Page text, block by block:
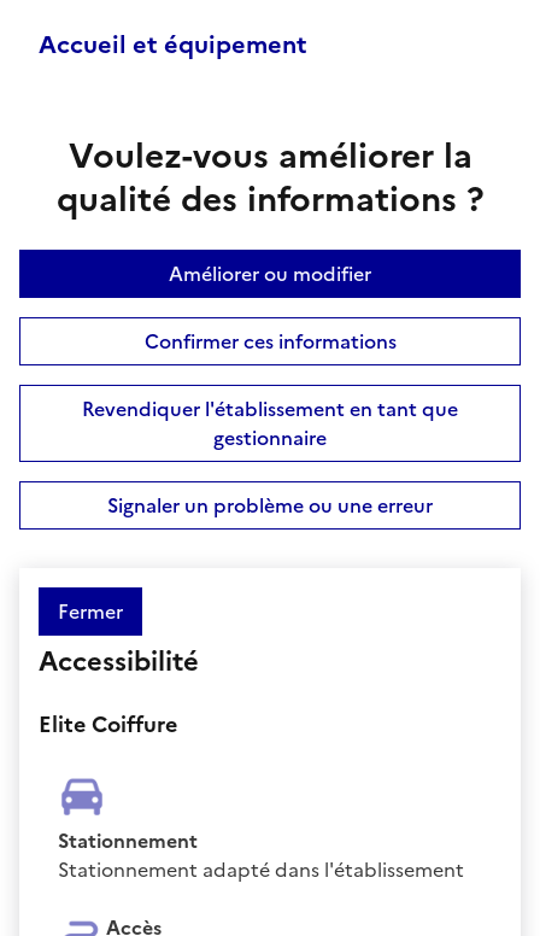
Accueil et équipement
Voulez-vous améliorer la
qualité des informations ?
Améliorer ou modifier
Confirmer ces informations
Revendiquer l'établissement en tant que
gestionnaire
Signaler un problème ou une erreur
Fermer
Accessibilité
Elite Coiffure
Stationnement
Stationnement adapté dans l'établissement
Accès